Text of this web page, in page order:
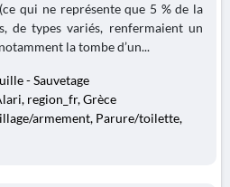
qui ne représente que 5 % de la
de types variés, renfermaient un
la tombe d’un...
- Sauvetage
region_fr, Grèce
armement, Parure/toilette,